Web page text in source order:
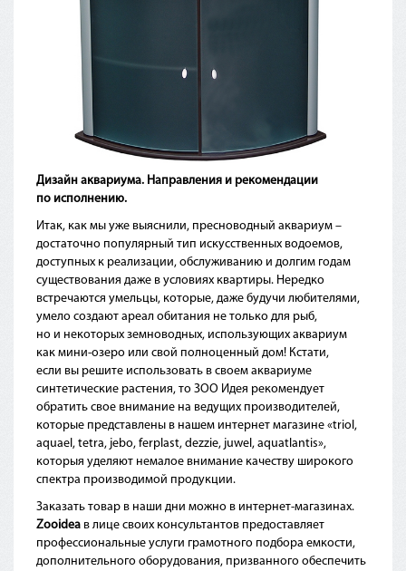
Дизайн аквариума. Направления и рекомендации
по исполнению.
Итак, как мы уже выяснили, пресноводный аквариум –
достаточно популярный тип искусственных водоемов,
доступных к реализации, обслуживанию и долгим годам
существования даже в условиях квартиры. Нередко
встречаются умельцы, которые, даже будучи любителями,
умело создают ареал обитания не только для рыб,
но и некоторых земноводных, использующих аквариум
как мини-озеро или свой полноценный дом! Кстати,
если вы решите использовать в своем аквариуме
синтетические растения, то ЗОО Идея рекомендует
обратить свое внимание на ведущих производителей,
которые представлены в нашем интернет магазине «triol ,
aquael, tetra, jebo, ferplast, dezzie, juwel, aquatlantis»,
которыя уделяют немалое внимание качеству широкого
спектра производимой продукции.
Заказать товар в наши дни можно в интернет-магазинах.
Zooidea в лице своих консультантов предоставляет
профессиональные услуги грамотного подбора емкости,
дополнительного оборудования, призванного обеспечить